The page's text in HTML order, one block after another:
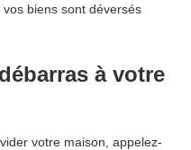
biens sont déversés
à votre
votre maison, appelez-